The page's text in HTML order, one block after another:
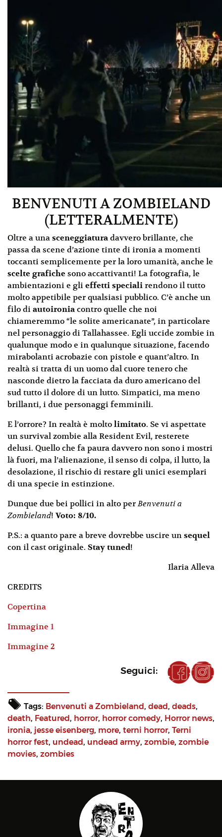
BENVENUTI A ZOMBIELAND
(LETTERALMENTE)
Oltre a una sceneggiatura davvero brillante, che
passa da scene d’azione tinte di ironia a momenti
toccanti semplicemente per la loro umanità, anche le
scelte grafiche sono accattivanti! La fotografia, le
ambientazioni e gli effetti speciali rendono il tutto
molto appetibile per qualsiasi pubblico. C’è anche un
filo di autoironia contro quelle che noi
chiameremmo “le solite americanate”, in particolare
nel personaggio di Tallahassee. Egli uccide zombie in
qualunque modo e in qualunque situazione, facendo
mirabolanti acrobazie con pistole e quant’altro. In
realtà si tratta di un uomo dal cuore tenero che
nasconde dietro la facciata da duro americano del
sud tutto il dolore di un lutto. Simpatici, ma meno
brillanti, i due personaggi femminili.
E l’orrore? In realtà è molto limitato. Se vi aspettate
un survival zombie alla Resident Evil, resterete
delusi. Quello che fa paura davvero non sono i mostri
là fuori, ma l’alienazione, il senso di colpa, il lutto, la
desolazione, il rischio di restare gli unici esemplari
di una specie in estinzione.
Dunque due bei pollici in alto perBenvenuti a
Zombieland! Voto: 8/10.
P.S.: a quanto pare a breve dovrebbe uscire un sequel
con il cast originale. Stay tuned!
Ilaria Alleva
CREDITS
Copertina
Immagine 1
Immagine 2
Seguici:
Tags: Benvenuti a Zombieland, dead, deads,
death, Featured, horror, horror comedy, Horror news,
ironia, jesse eisenberg, more, terni horror, Terni
horror fest, undead, undead army, zombie, zombie
movies, zombies